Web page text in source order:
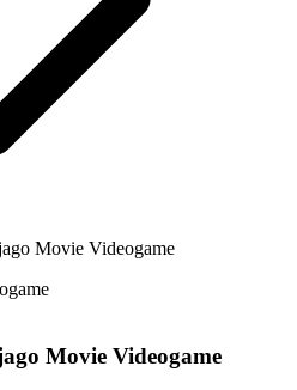
Movie Videogame
Movie Videogame